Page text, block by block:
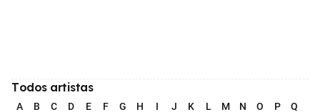
Todos artistas
A B C D E F G H I J K L M N O P Q